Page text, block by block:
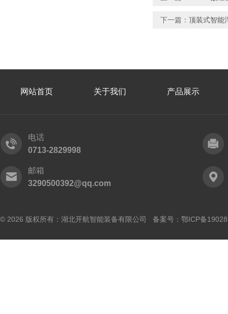
下一篇： 顶装式智能
网站首页 关于我们 产品展示
电话
0713-2829998
邮箱
3290500392@qq.com
© 2026 版权所有：湖北开航智能装备有限公司 备案号： 鄂ICP备